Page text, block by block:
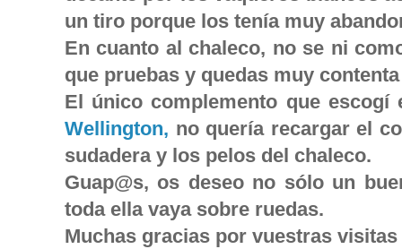
un tiro porque los tenía muy
En cuanto al chaleco, no se ni
que pruebas y quedas muy
El único complemento que
Wellington, no quería recargar el
sudadera y los pelos del chaleco.
Guap@s, os deseo no sólo un
toda ella vaya sobre ruedas.
Muchas gracias por vuestras